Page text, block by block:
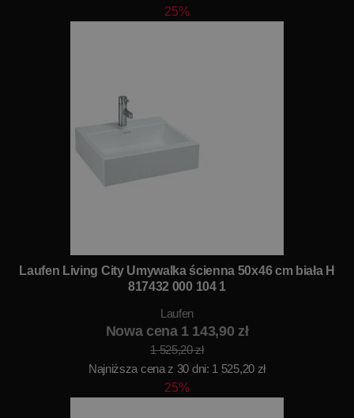
25%
Laufen Living City Umywalka ścienna 50x46 cm biała H
817432 000 104 1
Laufen
Nowa cena 1 143,90 zł
1 525,20 zł
Najniższa cena z 30 dni: 1 525,20 zł
25%